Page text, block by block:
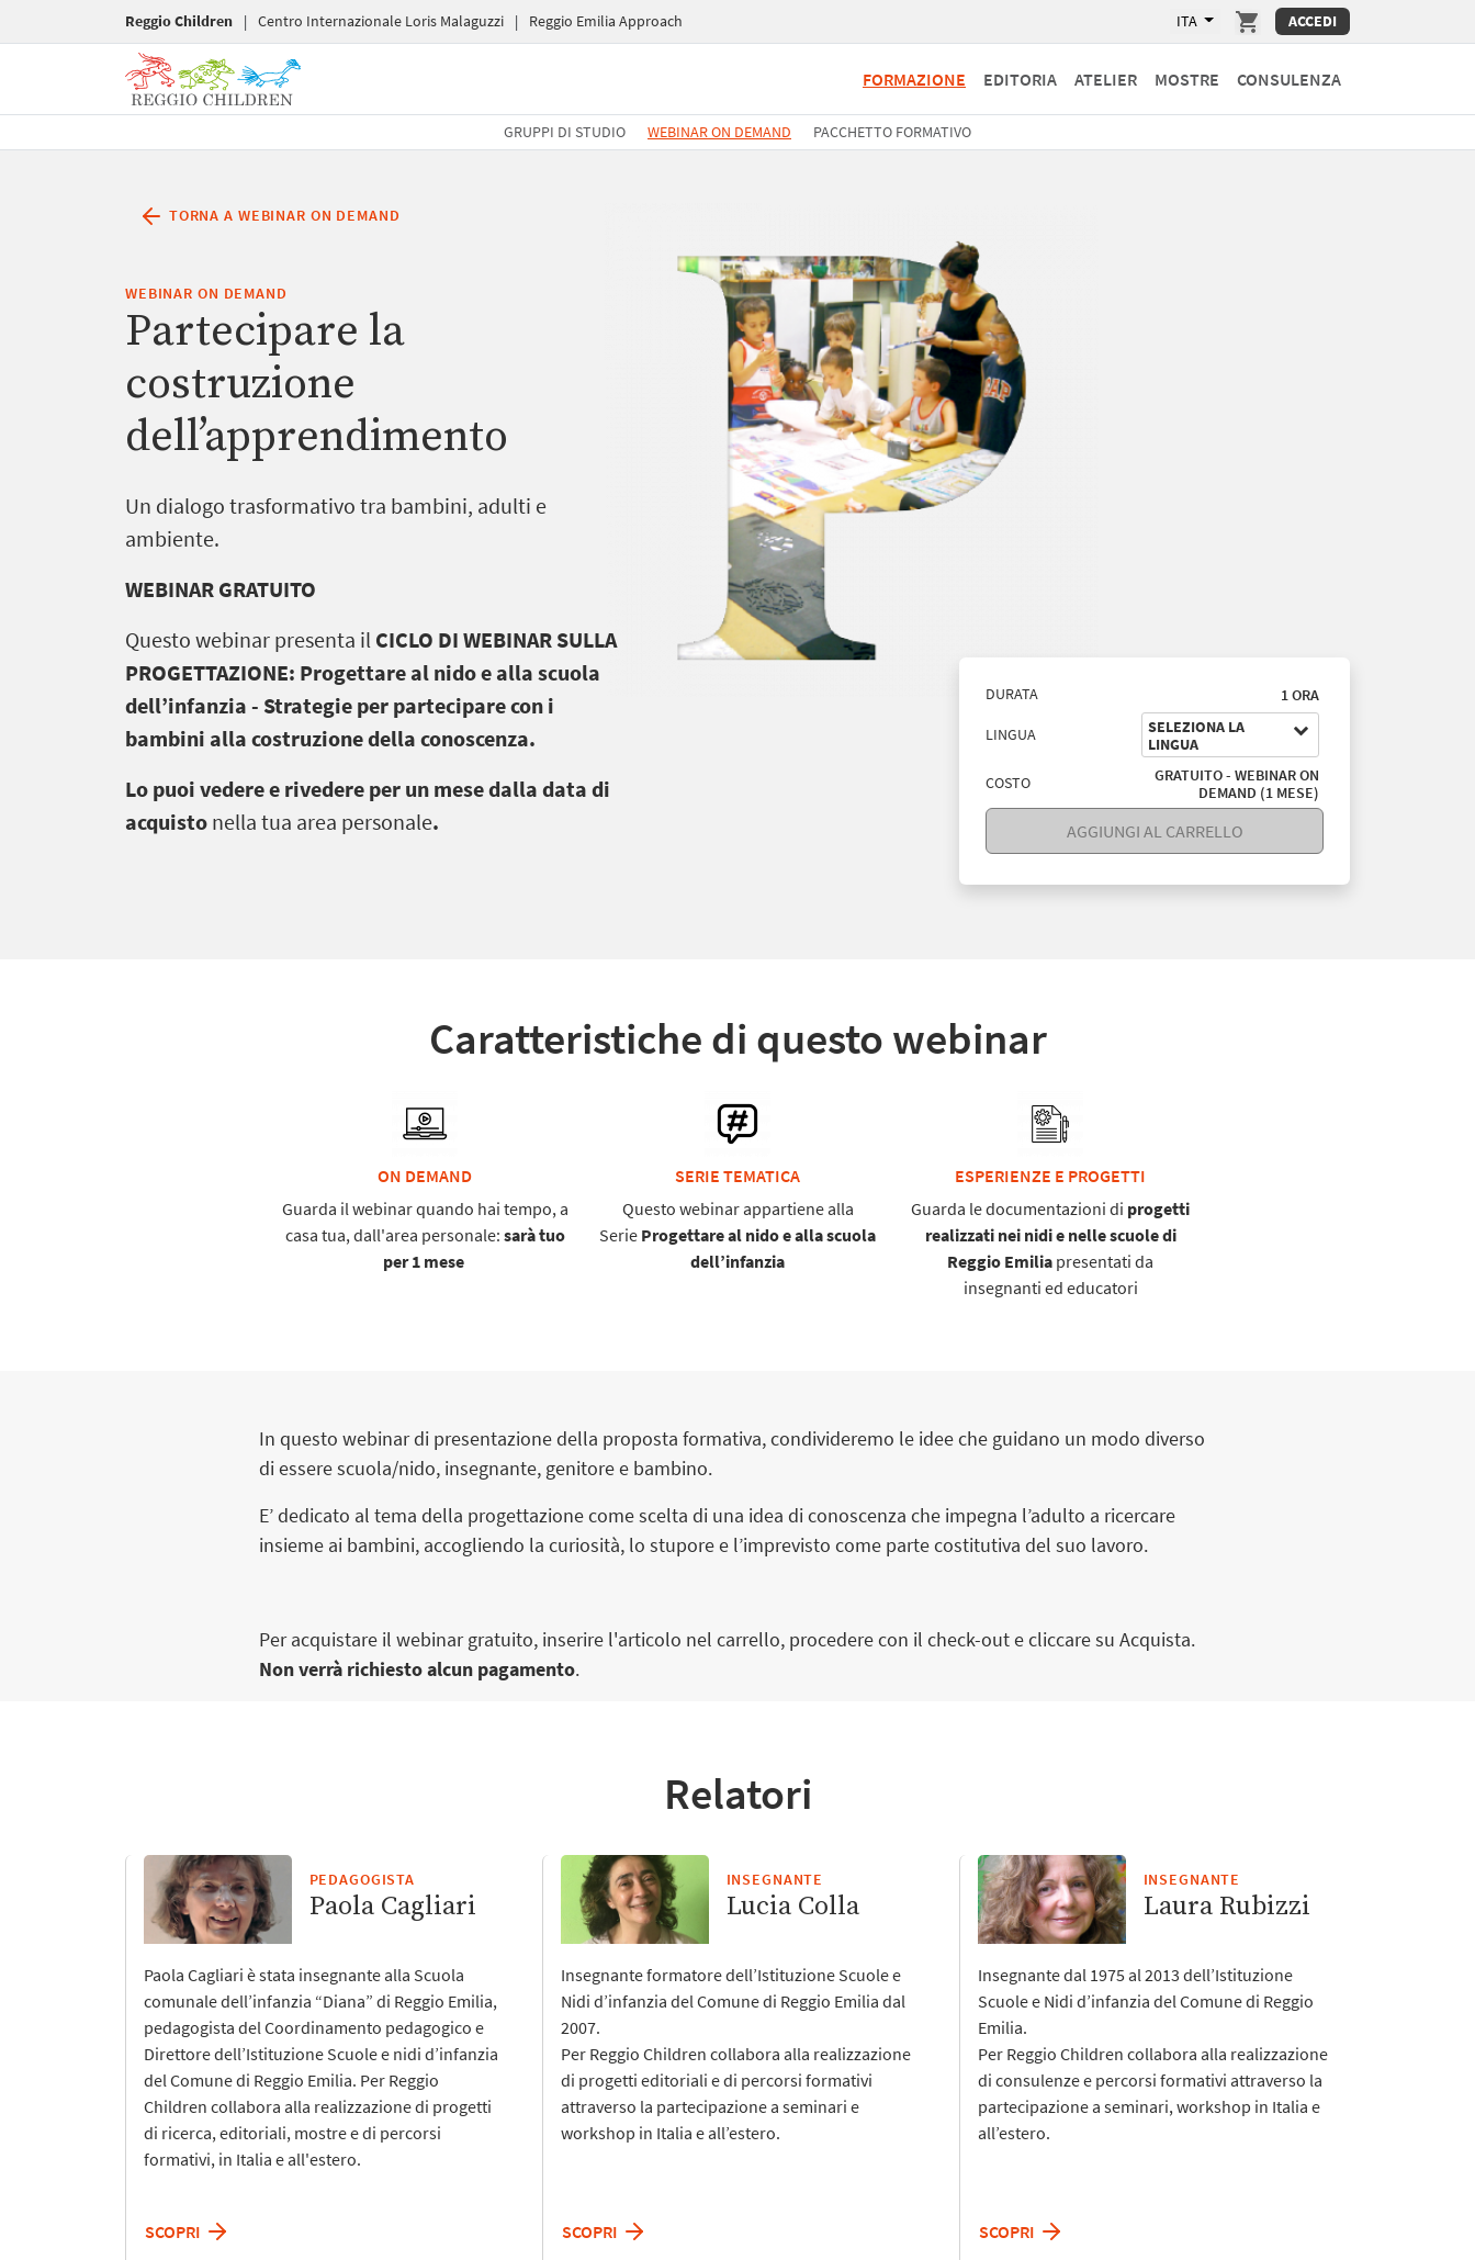
Reggio Children | Centro Internazionale Loris Malaguzzi | Reggio Emilia Approach ITA ACCEDI
FORMAZIONE EDITORIA ATELIER MOSTRE CONSULENZA
GRUPPI DI STUDIO WEBINAR ON DEMAND PACCHETTO FORMATIVO
TORNA A WEBINAR ON DEMAND
WEBINAR ON DEMAND
Partecipare la
costruzione
dell’apprendimento
Un dialogo trasformativo tra bambini, adulti e
ambiente.
WEBINAR GRATUITO
Questo webinar presenta il CICLO DI WEBINAR SULLA
PROGETTAZIONE: Progettare al nido e alla scuola
dell’infanzia - Strategie per partecipare con i
bambini alla costruzione della conoscenza.
Lo puoi vedere e rivedere per un mese dalla data di
acquisto nella tua area personale.
DURATA
1 ORA
LINGUA
SELEZIONA LA
LINGUA
COSTO
GRATUITO - WEBINAR ON
DEMAND (1 MESE)
AGGIUNGI AL CARRELLO
Caratteristiche di questo webinar
ON DEMAND
Guarda il webinar quando hai tempo, a
casa tua, dall'area personale: sarà tuo
per 1 mese
SERIE TEMATICA
Questo webinar appartiene alla
Serie Progettare al nido e alla scuola
dell’infanzia
ESPERIENZE E PROGETTI
Guarda le documentazioni di progetti
realizzati nei nidi e nelle scuole di
Reggio Emilia presentati da
insegnanti ed educatori
In questo webinar di presentazione della proposta formativa, condivideremo le idee che guidano un modo diverso
di essere scuola/nido, insegnante, genitore e bambino.
E’ dedicato al tema della progettazione come scelta di una idea di conoscenza che impegna l’adulto a ricercare
insieme ai bambini, accogliendo la curiosità, lo stupore e l’imprevisto come parte costitutiva del suo lavoro.
Per acquistare il webinar gratuito, inserire l'articolo nel carrello, procedere con il check-out e cliccare su Acquista.
Non verrà richiesto alcun pagamento.
Relatori
PEDAGOGISTA
Paola Cagliari
Paola Cagliari è stata insegnante alla Scuola
comunale dell’infanzia “Diana” di Reggio Emilia,
pedagogista del Coordinamento pedagogico e
Direttore dell’Istituzione Scuole e nidi d’infanzia
del Comune di Reggio Emilia. Per Reggio
Children collabora alla realizzazione di progetti
di ricerca, editoriali, mostre e di percorsi
formativi, in Italia e all'estero.
SCOPRI
INSEGNANTE
Lucia Colla
Insegnante formatore dell’Istituzione Scuole e
Nidi d’infanzia del Comune di Reggio Emilia dal
2007.
Per Reggio Children collabora alla realizzazione
di progetti editoriali e di percorsi formativi
attraverso la partecipazione a seminari e
workshop in Italia e all’estero.
SCOPRI
INSEGNANTE
Laura Rubizzi
Insegnante dal 1975 al 2013 dell’Istituzione
Scuole e Nidi d’infanzia del Comune di Reggio
Emilia.
Per Reggio Children collabora alla realizzazione
di consulenze e percorsi formativi attraverso la
partecipazione a seminari, workshop in Italia e
all’estero.
SCOPRI